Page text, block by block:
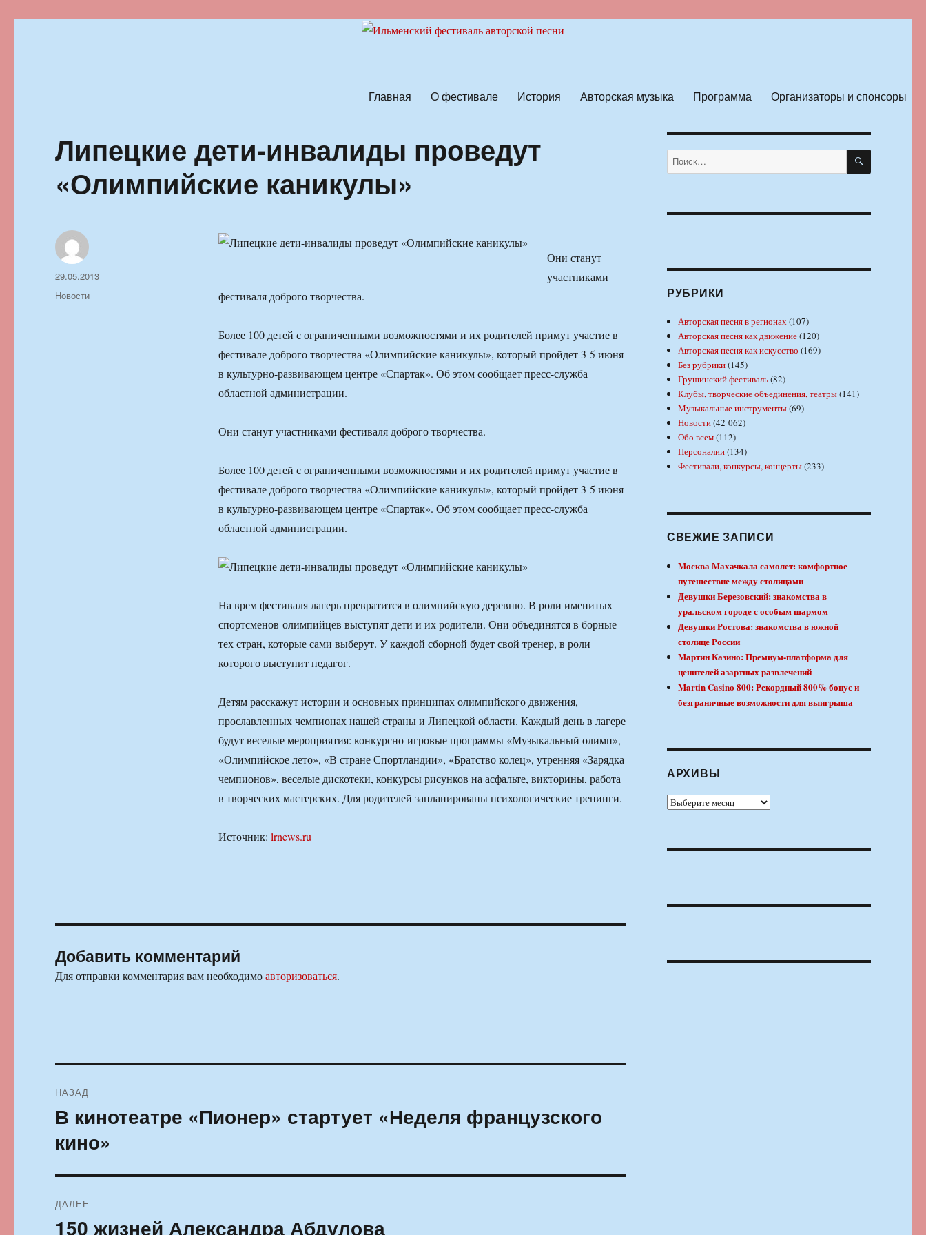
Главная О фестивале История Авторская музыка Программа Организаторы и спонсоры
Липецкие дети-инвалиды проведут
«Олимпийские каникулы»
Они станут
участниками
фестиваля доброго творчества.
Более 100 детей с ограниченными возможностями и их родителей примут участие в
фестивале доброго творчества «Олимпийские каникулы», который пройдет 3-5 июня
в культурно-развивающем центре «Спартак». Об этом сообщает пресс-служба
областной администрации.
Они станут участниками фестиваля доброго творчества.
Более 100 детей с ограниченными возможностями и их родителей примут участие в
фестивале доброго творчества «Олимпийские каникулы», который пройдет 3-5 июня
в культурно-развивающем центре «Спартак». Об этом сообщает пресс-служба
областной администрации.
На врем фестиваля лагерь превратится в олимпийскую деревню. В роли именитых
спортсменов-олимпийцев выступят дети и их родители. Они объединятся в борные
тех стран, которые сами выберут. У каждой сборной будет свой тренер, в роли
которого выступит педагог.
Детям расскажут истории и основных принципах олимпийского движения,
прославленных чемпионах нашей страны и Липецкой области. Каждый день в лагере
будут веселые мероприятия: конкурсно-игровые программы «Музыкальный олимп»,
«Олимпийское лето», «В стране Спортландии», «Братство колец», утренняя «Зарядка
чемпионов», веселые дискотеки, конкурсы рисунков на асфальте, викторины, работа
в творческих мастерских. Для родителей запланированы психологические тренинги.
Источник: lrnews.ru
Автор
Опубликовано
29.05.2013
Рубрики
Новости
Добавить комментарий
Для отправки комментария вам необходимоавторизоваться.
по
записям
НАЗАД
Предыдущая
В кинотеатре «Пионер» стартует «Неделя французского
кино»
ДАЛЕЕ
Следующая
150 жизней Александра Абдулова
Искать: ПОИСК
РУБРИКИ
Авторская песня в регионах(107)
Авторская песня как движение(120)
Авторская песня как искусство (169)
Без рубрики(145)
Грушинский фестиваль(82)
Клубы, творческие объединения, театры(141)
Музыкальные инструменты(69)
Новости(42 062)
Обо всем(112)
Персоналии(134)
Фестивали, конкурсы, концерты(233)
СВЕЖИЕ ЗАПИСИ
Москва Махачкала самолет: комфортное
путешествие между столицами
Девушки Березовский: знакомства в
уральском городе с особым шармом
Девушки Ростова: знакомства в южной
столице России
Мартин Казино: Премиум-платформа для
ценителей азартных развлечений
Martin Casino 800: Рекордный 800% бонус и
безграничные возможности для выигрыша
АРХИВЫ
Архивы